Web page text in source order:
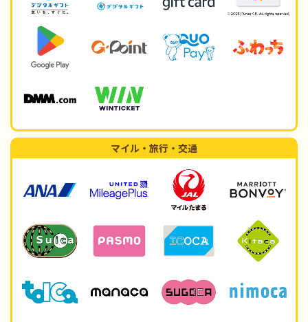
マイル・旅行・交通